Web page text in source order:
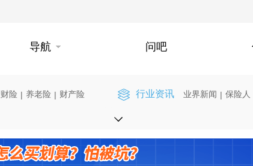
导航 问吧
险 | 养老险 | 财产险 行业资讯 业界新闻 | 保险人